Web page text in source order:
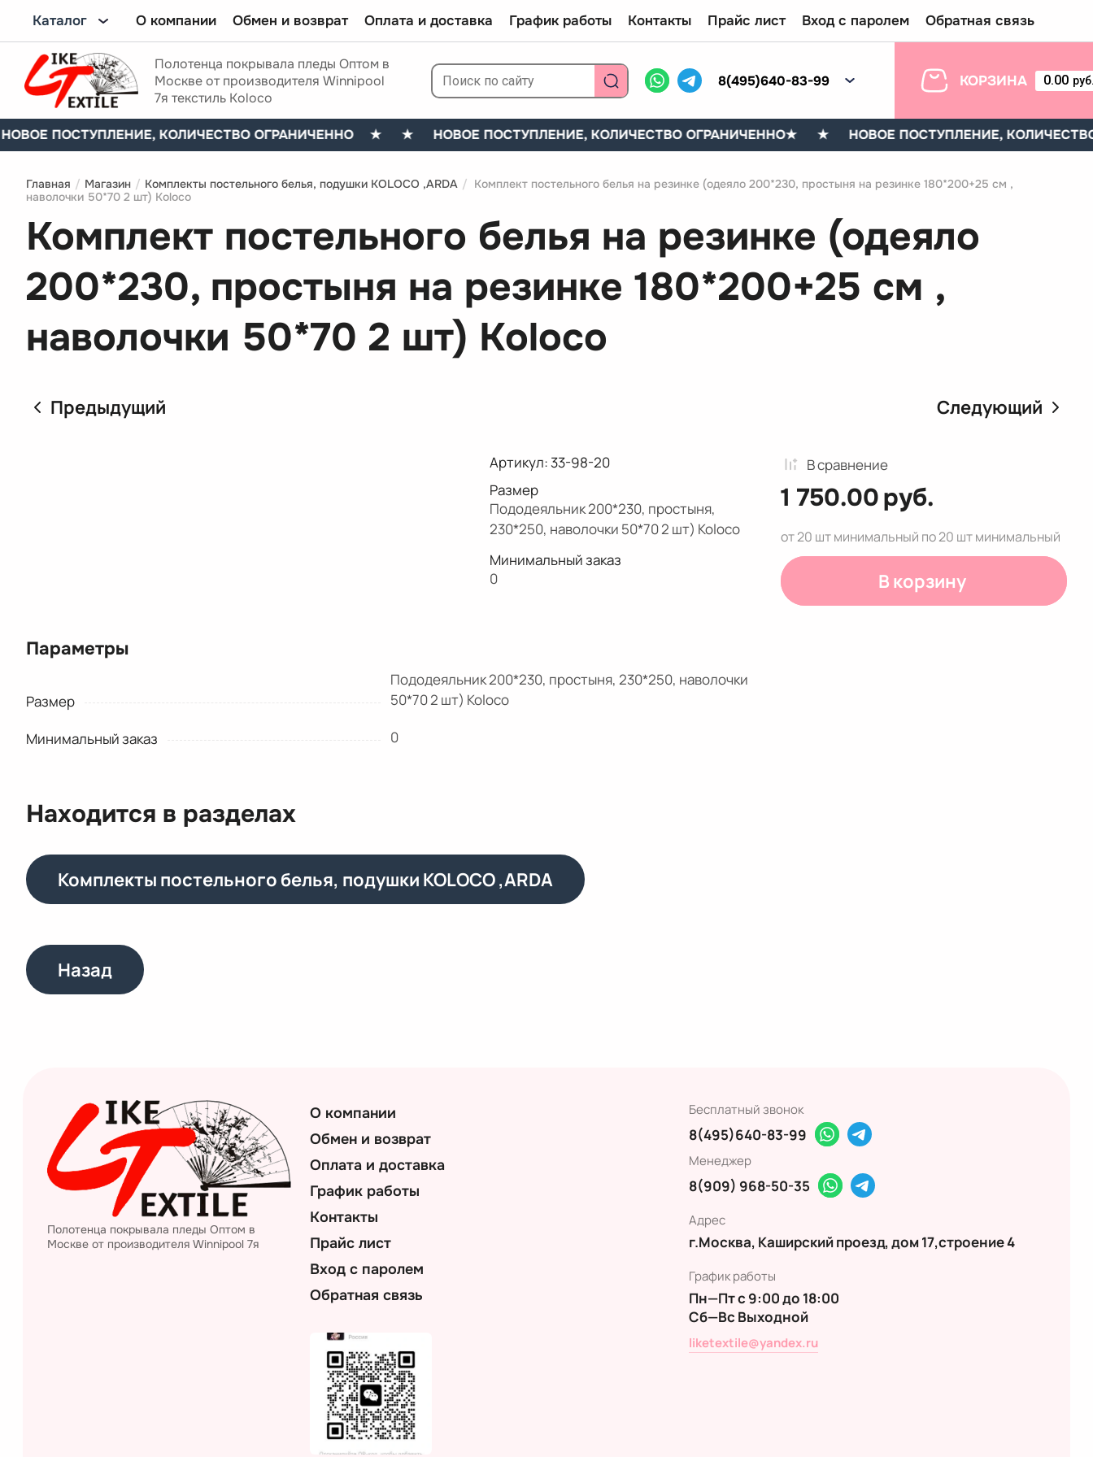
Каталог О компании Обмен и возврат Оплата и доставка График работы Контакты Прайс лист Вход с паролем Обратная связь
Полотенца покрывала пледы Оптом в
Москве от производителя Winnipool
7я текстиль Koloco
8(495)640-83-99 КОРЗИНА 0.00
КОЛИЧЕСТВО ОГРАНИЧЕННО★★ НОВОЕ ПОСТУПЛЕНИЕ, КОЛИЧЕСТВО ОГРАНИЧЕННО★★ НОВОЕ ПОСТУПЛЕНИЕ, КОЛИЧЕСТВО
Главная / Магазин / Комплекты постельного белья, подушки KOLOCO ,ARDA / Комплект постельного белья на резинке (одеяло 200*230, простыня на резинке 180*200+25 см ,
наволочки 50*70 2 шт) Koloco
Комплект постельного белья на резинке (одеяло
200*230, простыня на резинке 180*200+25 см ,
наволочки 50*70 2 шт) Koloco
Предыдущий Следующий
Артикул:33-98-20
Размер
Пододеяльник 200*230, простыня,
230*250, наволочки 50*70 2 шт) Koloco
Минимальный заказ
0
В сравнениe
1 750.00руб.
от 20 шт минимальный по 20 шт минимальный
В корзину
Параметры
Размер
Пододеяльник 200*230, простыня, 230*250, наволочки
50*70 2 шт) Koloco
Минимальный заказ 0
Находится в разделах
Комплекты постельного белья, подушки KOLOCO ,ARDA
Назад
Полотенца покрывала пледы Оптом в
Москве от производителя Winnipool 7я
О компании
Обмен и возврат
Оплата и доставка
График работы
Контакты
Прайс лист
Вход с паролем
Обратная связь
Бесплатный звонок
8(495)640-83-99
Менеджер
8(909) 968-50-35
Адрес
г.Москва, Каширский проезд, дом 17,строение 4
График работы
Пн—Пт с 9:00 до 18:00
Сб—Вс Выходной
liketextile@yandex.ru